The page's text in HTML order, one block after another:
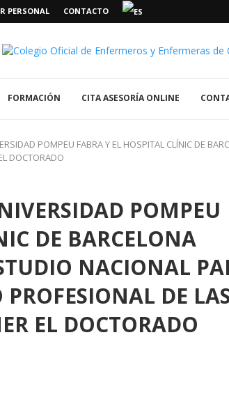
PERSONAL CONTACTO
FORMACIÓN CITA ASESORÍA ONLINE
POMPEU FABRA Y EL HOSPITAL CLÍNIC DE
DOCTORADO
POMPEU
DE BARCELONA
NACIONAL
DE
EL DOCTORADO